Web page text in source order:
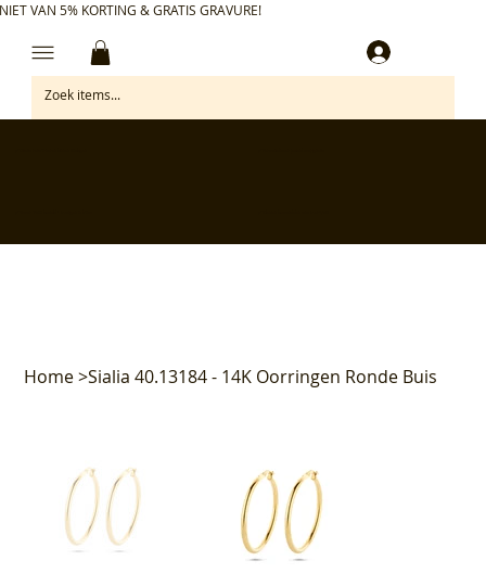
VAN 5% KORTING & GRATIS GRAVURE!
Home>Sialia 40.13184 - 14K Oorringen Ronde Buis